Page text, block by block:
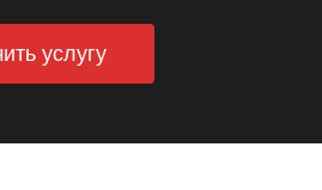
услугу